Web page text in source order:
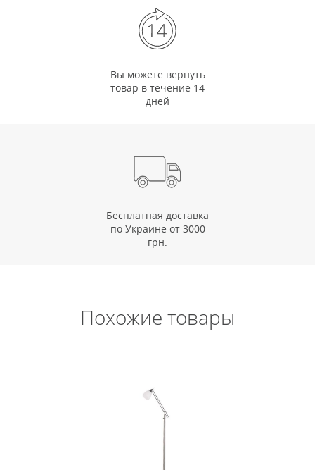
Вы можете вернуть
товар в течение 14
дней
Бесплатная доставка
по Украине от 3000
грн.
Похожие товары